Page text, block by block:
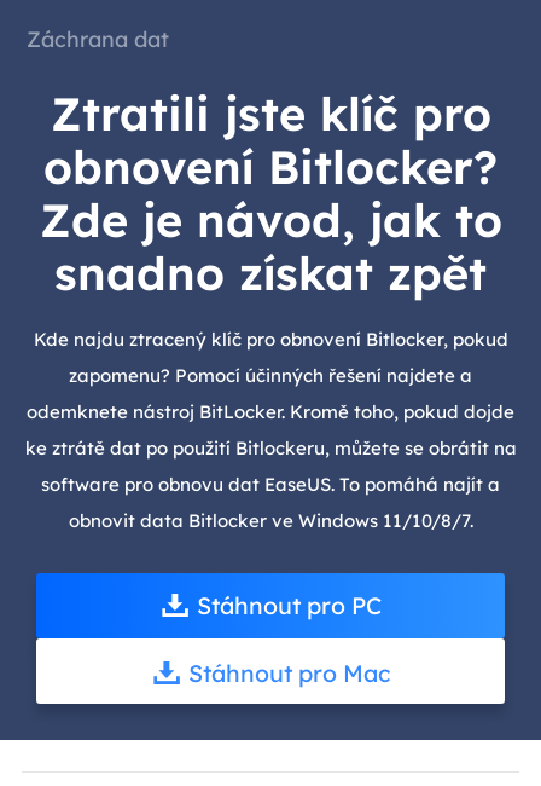
Záchrana dat
Ztratili jste klíč pro
obnovení Bitlocker?
Zde je návod, jak to
snadno získat zpět
Kde najdu ztracený klíč pro obnovení Bitlocker, pokud
zapomenu? Pomocí účinných řešení najdete a
odemknete nástroj BitLocker. Kromě toho, pokud dojde
ke ztrátě dat po použití Bitlockeru, můžete se obrátit na
software pro obnovu dat EaseUS. To pomáhá najít a
obnovit data Bitlocker ve Windows 11/10/8/7.
Stáhnout pro PC
Stáhnout pro Mac